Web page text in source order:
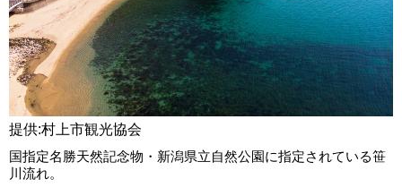
提供:村上市観光協会
国指定名勝天然記念物・新潟県立自然公園に指定されている笹
川流れ。